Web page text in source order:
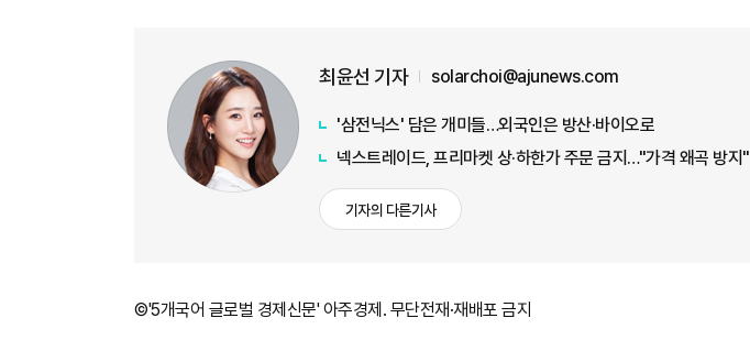
최윤선 기자 solarchoi@ajunews.com
'삼전닉스' 담은 개미들…외국인은 방산·바이오로
넥스트레이드, 프리마켓 상·하한가 주문 금지…"가격 왜곡 방지"
기자의 다른기사
©'5개국어 글로벌 경제신문' 아주경제. 무단전재·재배포 금지